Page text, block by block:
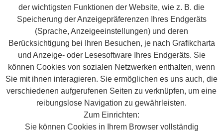
der wichtigsten Funktionen der Website, wie z. B. die
Speicherung der Anzeigepräferenzen Ihres Endgeräts
(Sprache, Anzeigeeinstellungen) und deren
Berücksichtigung bei Ihren Besuchen, je nach Grafikcharta
und Anzeige- oder Lesesoftware Ihres Endgeräts. Sie
können Cookies von sozialen Netzwerken enthalten, wenn
Sie mit ihnen interagieren. Sie ermöglichen es uns auch, die
verschiedenen aufgerufenen Seiten zu verknüpfen, um eine
reibungslose Navigation zu gewährleisten.
Zum Einrichten:
Sie können Cookies in Ihrem Browser vollständig